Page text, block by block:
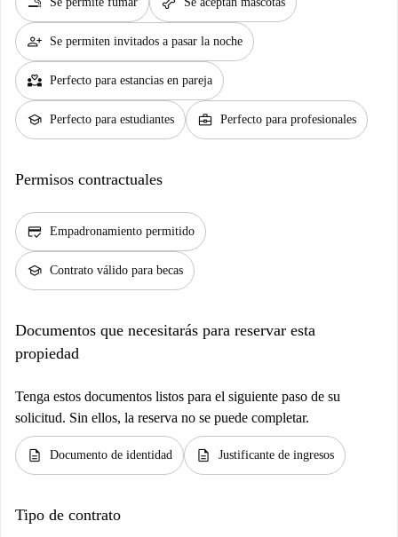
person_add Se permiten invitados a pasar la noche
partner_heart Perfecto para estancias en pareja
school Perfecto para estudiantes business_center Perfecto para profesionales
Permisos contractuales
credit_score Empadronamiento permitido
school Contrato válido para becas
Documentos que necesitarás para reservar esta
propiedad
Tenga estos documentos listos para el siguiente paso de su
solicitud. Sin ellos, la reserva no se puede completar.
description Documento de identidad description Justificante de ingresos
Tipo de contrato